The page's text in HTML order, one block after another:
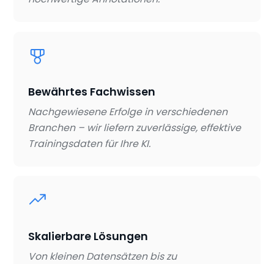
Bewährtes Fachwissen
Nachgewiesene Erfolge in verschiedenen
Branchen – wir liefern zuverlässige, effektive
Trainingsdaten für Ihre KI.
Skalierbare Lösungen
Von kleinen Datensätzen bis zu